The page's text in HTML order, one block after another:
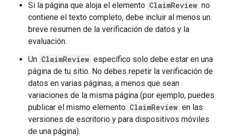
Si la página que aloja el elemento ClaimReview no
contiene el texto completo, debe incluir al menos un
breve resumen de la verificación de datos y la
evaluación.
Un ClaimReview específico solo debe estar en una
página de tu sitio. No debes repetir la verificación de
datos en varias páginas, a menos que sean
variaciones de la misma página (por ejemplo, puedes
publicar el mismo elemento ClaimReview en las
versiones de escritorio y para dispositivos móviles
de una página).